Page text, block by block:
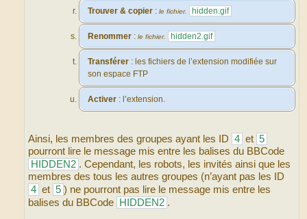
Trouver & copier :le fichier. hidden.gif
Renommer :le fichier. hidden2.gif
Transférer : les fichiers de l’extension modifiée sur
son espace FTP
Activer : l’extension.
Ainsi, les membres des groupes ayant les ID 4 et 5
pourront lire le message mis entre les balises du BBCode
HIDDEN2 . Cependant, les robots, les invités ainsi que les
membres des tous les autres groupes (n’ayant pas les ID
4 et 5 ) ne pourront pas lire le message mis entre les
balises du BBCode HIDDEN2 .